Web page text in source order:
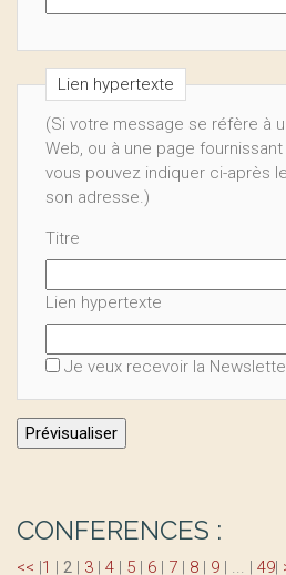
Lien hypertexte
(Si votre message se réfère à
Web, ou à une page fournissant
vous pouvez indiquer ci-après
son adresse.)
Titre
Lien hypertexte
Je veux recevoir la
CONFERENCES :
<< |1 | 2 | 3 | 4 | 5 | 6 | 7 | 8 | 9 | ... | 49|